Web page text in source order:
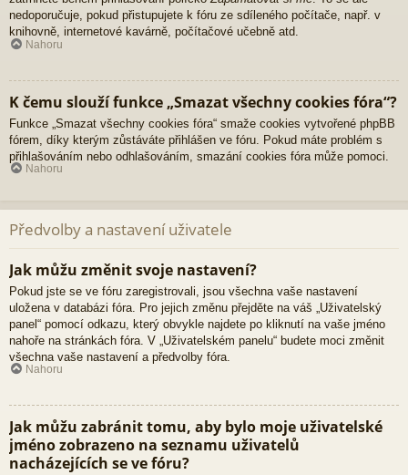
nedoporučuje, pokud přistupujete k fóru ze sdíleného počítače, např. v
knihovně, internetové kavárně, počítačové učebně atd.
Nahoru
K čemu slouží funkce „Smazat všechny cookies fóra“?
Funkce „Smazat všechny cookies fóra“ smaže cookies vytvořené phpBB
fórem, díky kterým zůstáváte přihlášen ve fóru. Pokud máte problém s
přihlašováním nebo odhlašováním, smazání cookies fóra může pomoci.
Nahoru
Předvolby a nastavení uživatele
Jak můžu změnit svoje nastavení?
Pokud jste se ve fóru zaregistrovali, jsou všechna vaše nastavení
uložena v databázi fóra. Pro jejich změnu přejděte na váš „Uživatelský
panel“ pomocí odkazu, který obvykle najdete po kliknutí na vaše jméno
nahoře na stránkách fóra. V „Uživatelském panelu“ budete moci změnit
všechna vaše nastavení a předvolby fóra.
Nahoru
Jak můžu zabránit tomu, aby bylo moje uživatelské
jméno zobrazeno na seznamu uživatelů
nacházejících se ve fóru?